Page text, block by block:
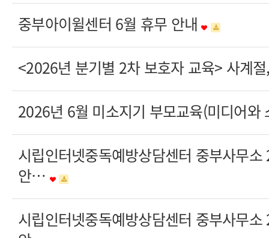
중부아이윌센터 6월 휴무 안내
<2026년 분기별 2차 보호자 교육> 사계
2026년 6월 미소지기 부모교육(미디어
시립인터넷중독예방상담센터 중부사무
안…
시립인터넷중독예방상담센터 중부사무